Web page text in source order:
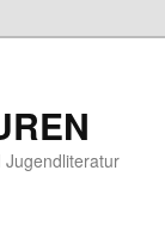
Jugendliteratur